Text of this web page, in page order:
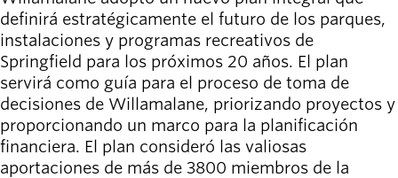
definirá estratégicamente el futuro de los parques,
instalaciones y programas recreativos de
Springfield para los próximos 20 años. El plan
servirá como guía para el proceso de toma de
decisiones de Willamalane, priorizando proyectos y
proporcionando un marco para la planificación
financiera. El plan consideró las valiosas
aportaciones de más de 3800 miembros de la